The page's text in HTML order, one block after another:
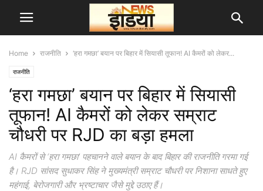
Home राजनीति ‘हरा गमछा’ बयान पर बिहार में सियासी तूफान! AI कैमरों को लेकर...
राजनीति
‘हरा गमछा’ बयान पर बिहार में सियासी
तूफान! AI कैमरों को लेकर सम्राट
चौधरी पर RJD का बड़ा हमला
AI कैमरों से ‘हरा गमछा’ पहचानने वाले बयान के बाद बिहार की राजनीति गरमा गई
है। RJD सांसद सुधाकर सिंह ने मुख्यमंत्री सम्राट चौधरी पर निशाना साधते हुए
महंगाई, बेरोजगारी और भ्रष्टाचार जैसे मुद्दे उठाए हैं।